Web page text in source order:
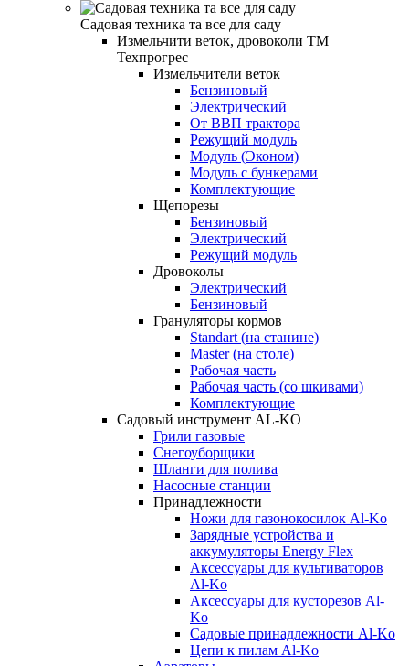
Садовая техника та все для саду
Измельчити веток, дровоколи ТМ
Техпрогрес
Измельчители веток
Бензиновый
Электрический
От ВВП трактора
Режущий модуль
Модуль (Эконом)
Модуль с бункерами
Комплектующие
Щепорезы
Бензиновый
Электрический
Режущий модуль
Дровоколы
Электрический
Бензиновый
Грануляторы кормов
Standart (на станине)
Master (на столе)
Рабочая часть
Рабочая часть (со шкивами)
Комплектующие
Садовый инструмент AL-KO
Грили газовые
Снегоуборщики
Шланги для полива
Насосные станции
Принадлежности
Ножи для газонокосилок Al-Ko
Зарядные устройства и
аккумуляторы Energy Flex
Аксессуары для культиваторов
Al-Ko
Аксессуары для кусторезов Al-
Ko
Садовые принадлежности Al-Ko
Цепи к пилам Al-Ko